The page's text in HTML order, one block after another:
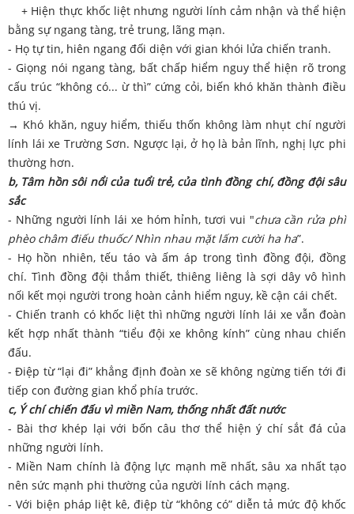
+ Hiện thực khốc liệt nhưng người lính cảm nhận và thể hiện
bằng sự ngang tàng, trẻ trung, lãng mạn.
- Họ tự tin, hiên ngang đối diện với gian khói lửa chiến tranh.
- Giọng nói ngang tàng, bất chấp hiểm nguy thể hiện rõ trong
cấu trúc “không có... ừ thì” cứng cỏi, biến khó khăn thành điều
thú vị.
→ Khó khăn, nguy hiểm, thiếu thốn không làm nhụt chí người
lính lái xe Trường Sơn. Ngược lại, ở họ là bản lĩnh, nghị lực phi
thường hơn.
b, Tâm hồn sôi nổi của tuổi trẻ, của tình đồng chí, đồng đội sâu
sắc
- Những người lính lái xe hóm hỉnh, tươi vui "chưa cần rửa phì
phèo châm điếu thuốc/ Nhìn nhau mặt lấm cười ha ha”.
- Họ hồn nhiên, tếu táo và ấm áp trong tình đồng đội, đồng
chí. Tình đồng đội thắm thiết, thiêng liêng là sợi dây vô hình
nối kết mọi người trong hoàn cảnh hiểm nguy, kề cận cái chết.
- Chiến tranh có khốc liệt thì những người lính lái xe vẫn đoàn
kết hợp nhất thành “tiểu đội xe không kính” cùng nhau chiến
đấu.
- Điệp từ “lại đi” khẳng định đoàn xe sẽ không ngừng tiến tới đi
tiếp con đường gian khổ phía trước.
c, Ý chí chiến đấu vì miền Nam, thống nhất đất nước
- Bài thơ khép lại với bốn câu thơ thể hiện ý chí sắt đá của
những người lính.
- Miền Nam chính là động lực mạnh mẽ nhất, sâu xa nhất tạo
nên sức mạnh phi thường của người lính cách mạng.
- Với biện pháp liệt kê, điệp từ “không có” diễn tả mức độ khốc